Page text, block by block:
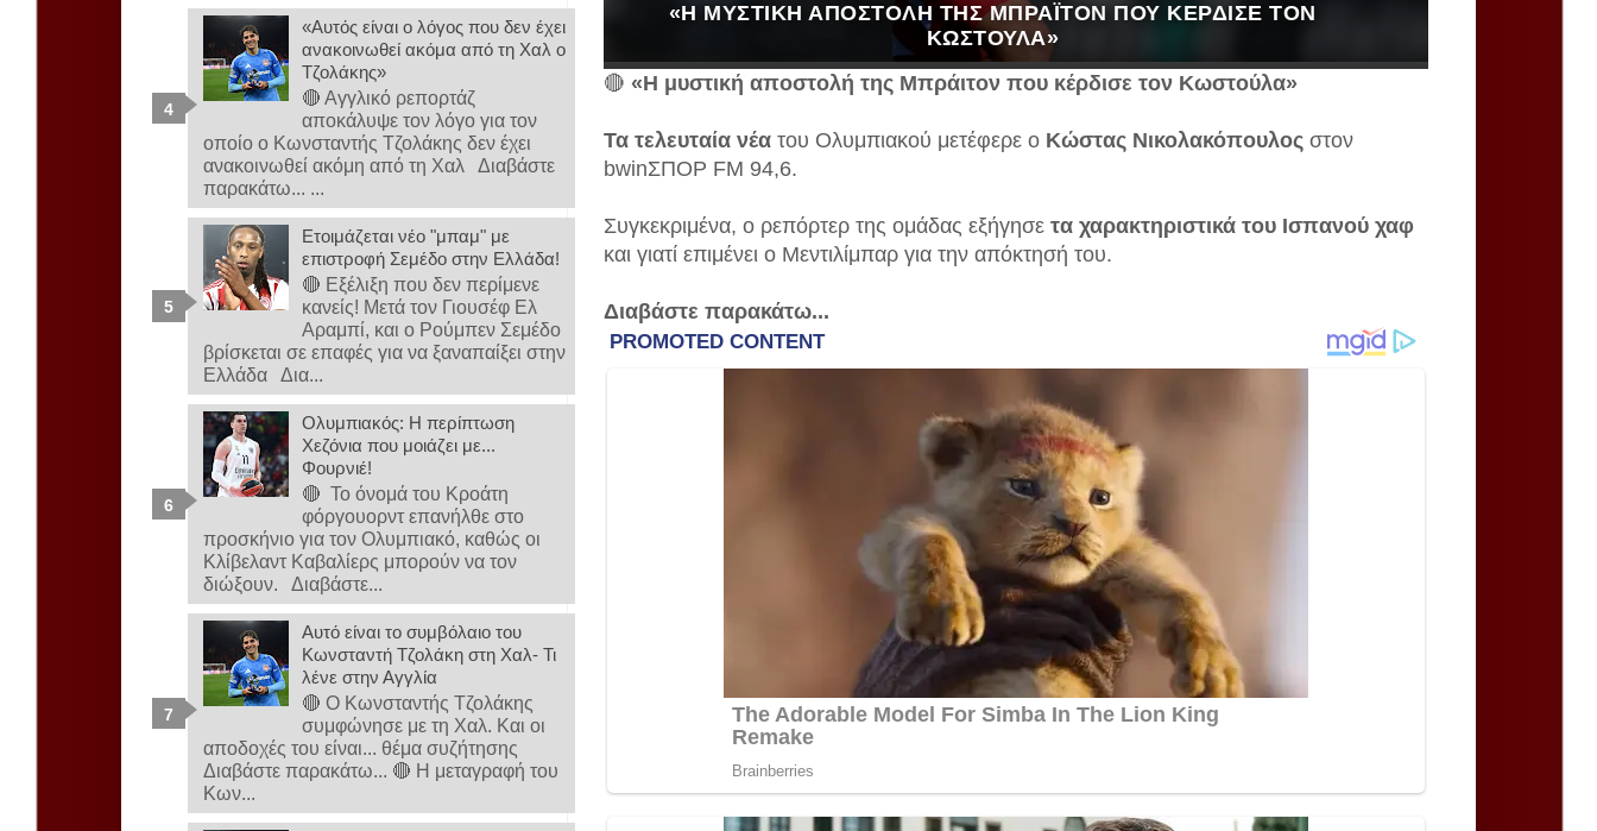
«Η ΜΥΣΤΙΚΉ ΑΠΟΣΤΟΛΉ ΤΗΣ ΜΠΡΆΙΤΟΝ ΠΟΥ ΚΈΡΔΙΣΕ ΤΟΝ
ΚΩΣΤΟΎΛΑ»
🔴 «Η μυστική αποστολή της Μπράιτον που κέρδισε τον Κωστούλα»
Τα τελευταία νέα του Ολυμπιακού μετέφερε ο Κώστας Νικολακόπουλος στον
bwinΣΠΟΡ FM 94,6.
Συγκεκριμένα, ο ρεπόρτερ της ομάδας εξήγησε τα χαρακτηριστικά του Ισπανού χαφ
και γιατί επιμένει ο Μεντιλίμπαρ για την απόκτησή του.
Διαβάστε παρακάτω...
«Αυτός είναι ο λόγος που δεν έχει
ανακοινωθεί ακόμα από τη Χαλ ο
Τζολάκης»
🔴 Αγγλικό ρεπορτάζ
αποκάλυψε τον λόγο για τον
οποίο ο Κωνσταντής Τζολάκης δεν έχει
ανακοινωθεί ακόμη από τη Χαλ Διαβάστε
παρακάτω... ...
Ετοιμάζεται νέο "μπαμ" με
επιστροφή Σεμέδο στην Ελλάδα!
🔴 Εξέλιξη που δεν περίμενε
κανείς! Μετά τον Γιουσέφ Ελ
Αραμπί, και ο Ρούμπεν Σεμέδο
βρίσκεται σε επαφές για να ξαναπαίξει στην
Ελλάδα Δια...
Ολυμπιακός: Η περίπτωση
Χεζόνια που μοιάζει με...
Φουρνιέ!
🔴 Το όνομά του Κροάτη
φόργουορντ επανήλθε στο
προσκήνιο για τον Ολυμπιακό, καθώς οι
Κλίβελαντ Καβαλίερς μπορούν να τον
διώξουν. Διαβάστε...
Αυτό είναι το συμβόλαιο του
Κωνσταντή Τζολάκη στη Χαλ- Τι
λένε στην Αγγλία
🔴 Ο Κωνσταντής Τζολάκης
συμφώνησε με τη Χαλ. Και οι
αποδοχές του είναι... θέμα συζήτησης
Διαβάστε παρακάτω... 🔴 Η μεταγραφή του
Κων...